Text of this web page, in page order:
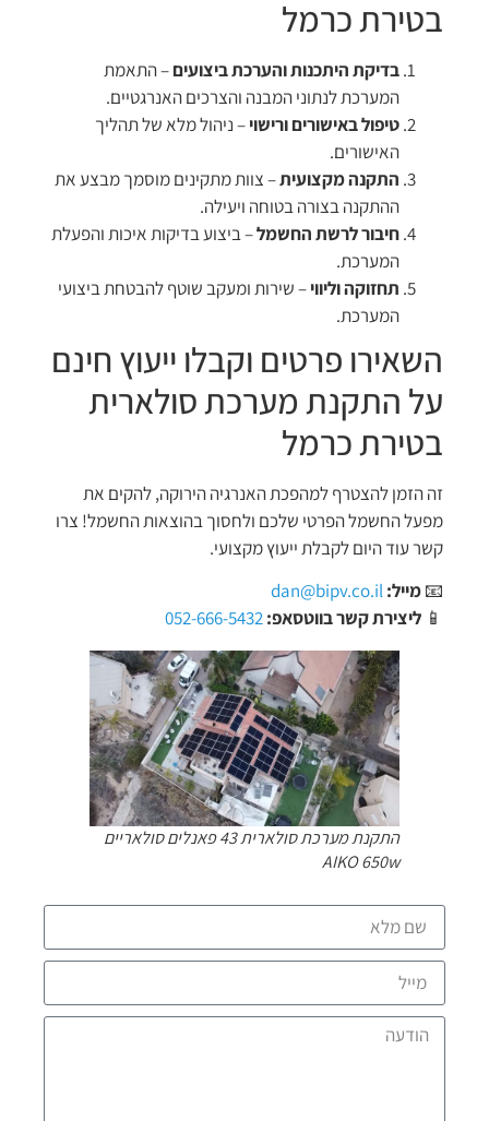
בטירת כרמל
בדיקת היתכנות והערכת ביצועים– התאמת
המערכת לנתוני המבנה והצרכים האנרגטיים.
טיפול באישורים ורישוי– ניהול מלא של תהליך
האישורים.
התקנה מקצועית– צוות מתקינים מוסמך מבצע את
ההתקנה בצורה בטוחה ויעילה.
חיבור לרשת החשמל– ביצוע בדיקות איכות והפעלת
המערכת.
תחזוקה וליווי– שירות ומעקב שוטף להבטחת ביצועי
המערכת.
השאירו פרטים וקבלו ייעוץ חינם
על התקנת מערכת סולארית
בטירת כרמל
זה הזמן להצטרף למהפכת האנרגיה הירוקה, להקים את
מפעל החשמל הפרטי שלכם ולחסוך בהוצאות החשמל! צרו
קשר עוד היום לקבלת ייעוץ מקצועי.
📧מייל:dan@bipv.co.il
📱 ליצירת קשר בווטסאפ:052-666-5432
התקנת מערכת סולארית 43 פאנלים סולאריים
AIKO 650w